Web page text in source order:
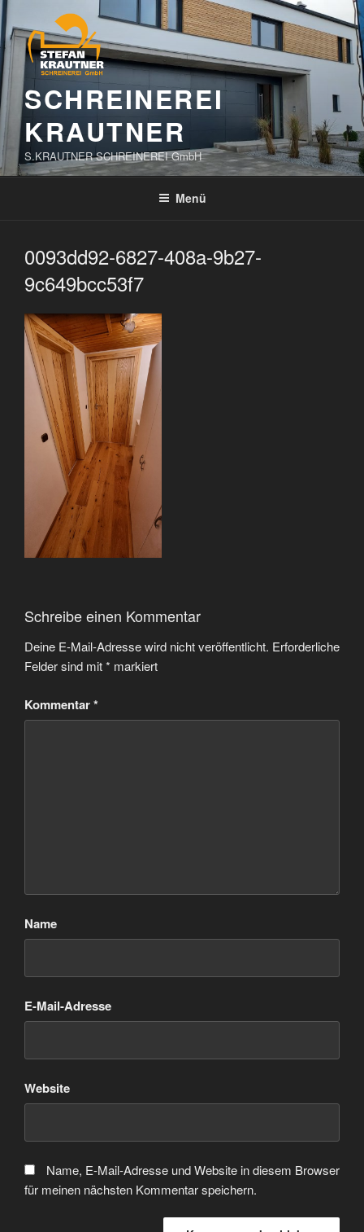
Zum
Inhalt
springen
SCHREINEREI
KRAUTNER
S.KRAUTNER SCHREINEREI GmbH
Menü
0093dd92-6827-408a-9b27-
9c649bcc53f7
Schreibe einen Kommentar
Deine E-Mail-Adresse wird nicht veröffentlicht. Erforderliche
Felder sind mit* markiert
Kommentar*
Name
E-Mail-Adresse
Website
Name, E-Mail-Adresse und Website in diesem Browser
für meinen nächsten Kommentar speichern.